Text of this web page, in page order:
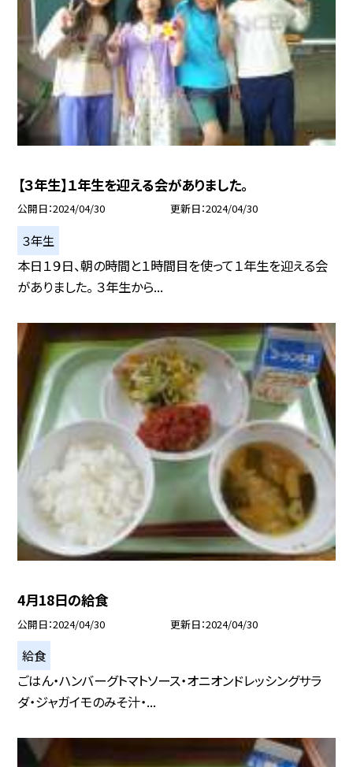
【３年生】１年生を迎える会がありました。
公開日 2024/04/30 更新日 2024/04/30
３年生
本日１９日、朝の時間と１時間目を使って１年生を迎える会
がありました。 ３年生から...
4月18日の給食
公開日 2024/04/30 更新日 2024/04/30
給食
ごはん・ハンバーグトマトソース・オニオンドレッシングサラ
ダ・ジャガイモのみそ汁・...